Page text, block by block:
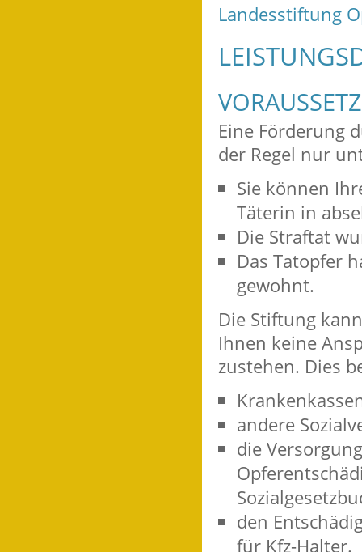
Landesstiftung
Eine Förderung
der Regel nur
Sie können
Täterin in
Die Straftat
Das Tatopfer
gewohnt.
Die Stiftung
Ihnen keine
zustehen. Dies
andere
die
den
für Kfz-Halter.